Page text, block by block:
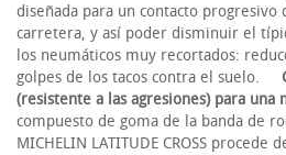
diseñada para un contacto progresivo
carretera, y así poder disminuir el
los neumáticos muy recortados:
golpes de los tacos contra el suelo.
(resistente a las agresiones) para una
compuesto de goma de la banda de
MICHELIN LATITUDE CROSS procede